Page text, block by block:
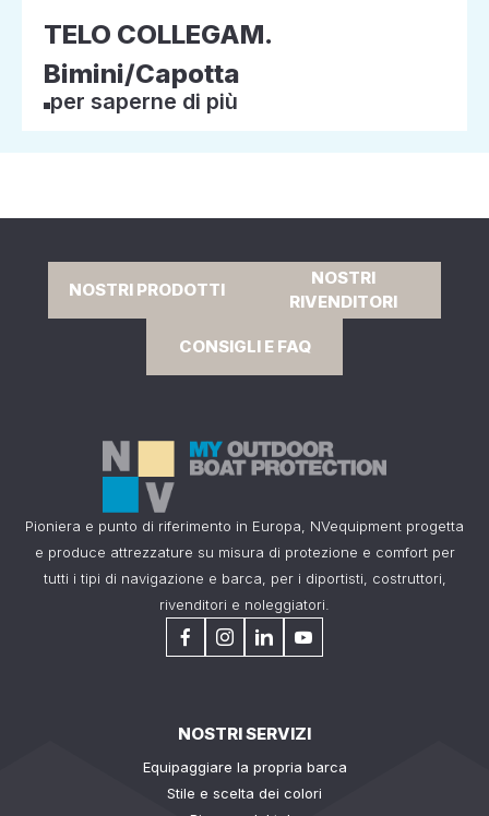
TELO COLLEGAM.
Bimini/Capotta
per saperne di più
NOSTRI PRODOTTI
NOSTRI
RIVENDITORI
CONSIGLI E FAQ
Pioniera e punto di riferimento in Europa, NVequipment progetta
e produce attrezzature su misura di protezione e comfort per
tutti i tipi di navigazione e barca, per i diportisti, costruttori,
rivenditori e noleggiatori.
NOSTRI SERVIZI
Equipaggiare la propria barca
Stile e scelta dei colori